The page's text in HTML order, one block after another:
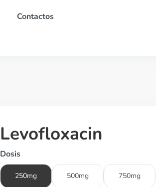
Contactos
Levofloxacin
Dosis
250mg 500mg 750mg